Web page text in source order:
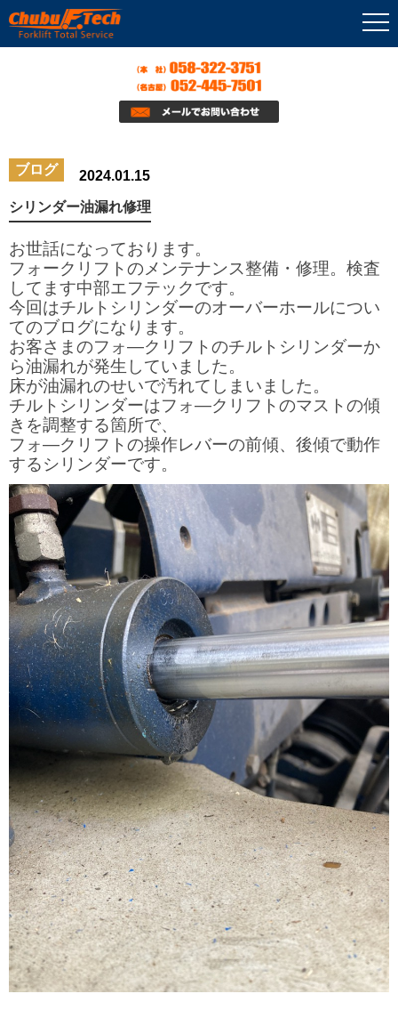
ブログ 2024.01.15
シリンダー油漏れ修理
お世話になっております。
フォークリフトのメンテナンス整備・修理。検査
してます中部エフテックです。
今回はチルトシリンダーのオーバーホールについ
てのブログになります。
お客さまのフォ―クリフトのチルトシリンダーか
ら油漏れが発生していました。
床が油漏れのせいで汚れてしまいました。
チルトシリンダーはフォ―クリフトのマストの傾
きを調整する箇所で、
フォ―クリフトの操作レバーの前傾、後傾で動作
するシリンダーです。